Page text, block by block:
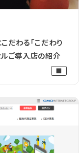
だわる「こだわり
ご導入店の紹介